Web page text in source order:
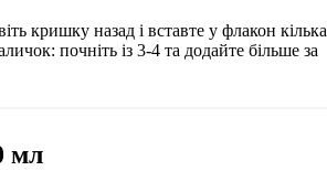
кришку назад і вставте у флакон кілька
почніть із 3-4 та додайте більше за
мл